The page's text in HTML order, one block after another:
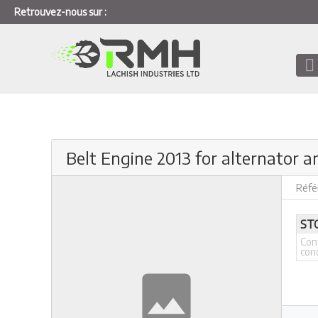
Retrouvez-nous sur :
Belt Engine 2013 for alternator